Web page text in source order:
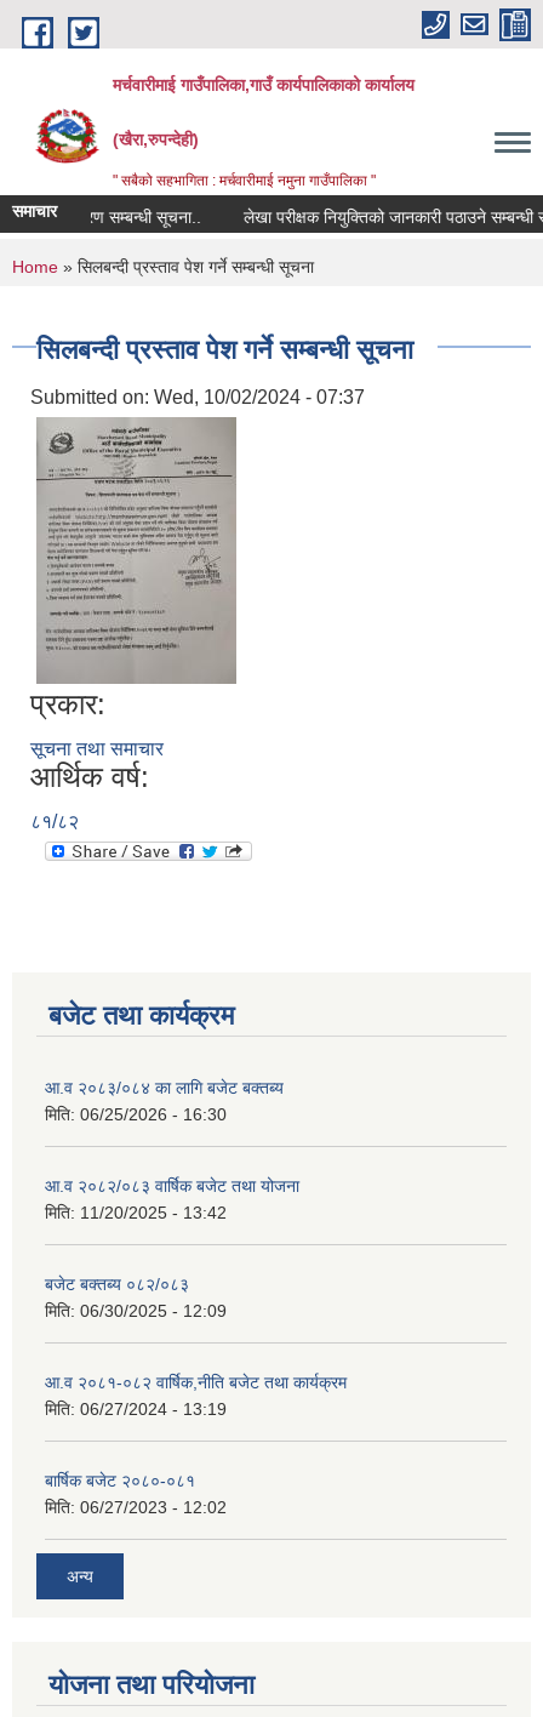
Skip to main content
मर्चवारीमाई गाउँपालिका,गाउँ कार्यपालिकाको कार्यालय
(खैरा,रुपन्देही)
" सबैको सहभागिता : मर्चवारीमाई नमुना गाउँपालिका "
समाचारविवरण सम्बन्धी सूचना.. लेखा परीक्षक नियुक्तिको जानकारी पठाउने सम्बन्धी
You are here
Home » सिलबन्दी प्रस्ताव पेश गर्ने सम्बन्धी सूचना
सिलबन्दी प्रस्ताव पेश गर्ने सम्बन्धी सूचना
Submitted on: Wed, 10/02/2024 - 07:37
प्रकार:
सूचना तथा समाचार
आर्थिक वर्ष:
८१/८२
बजेट तथा कार्यक्रम
आ.व २०८३/०८४ का लागि बजेट बक्तब्य
मिति: 06/25/2026 - 16:30
आ.व २०८२/०८३ वार्षिक बजेट तथा योजना
मिति: 11/20/2025 - 13:42
बजेट बक्तब्य ०८२/०८३
मिति: 06/30/2025 - 12:09
आ.व २०८१-०८२ वार्षिक,नीति बजेट तथा कार्यक्रम
मिति: 06/27/2024 - 13:19
बार्षिक बजेट २०८०-०८१
मिति: 06/27/2023 - 12:02
अन्य
योजना तथा परियोजना